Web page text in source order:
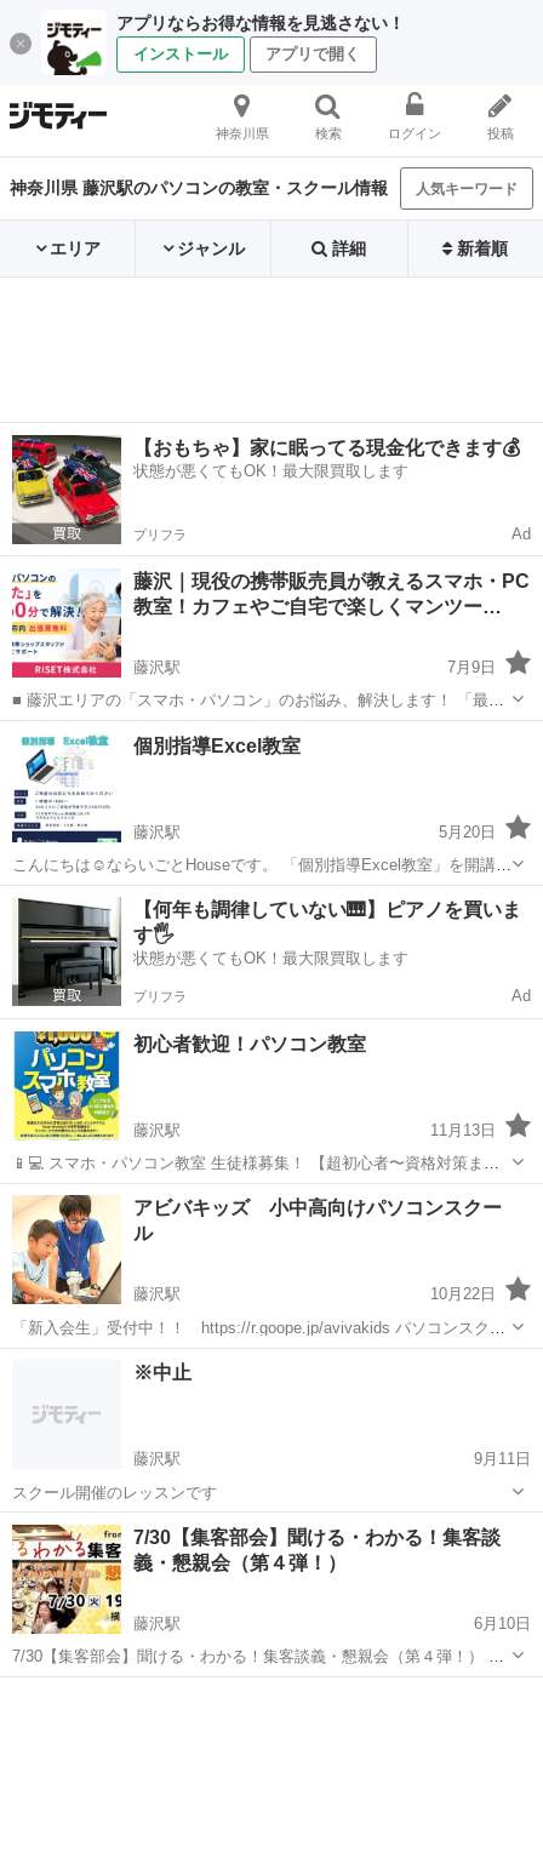
アプリならお得な情報を見逃さない！
インストール アプリで開く
神奈川県 検索 ログイン 投稿
神奈川県 藤沢駅のパソコンの教室・スクール情報 人気キーワード
エリア ジャンル 詳細 新着順
【おもちゃ】家に眠ってる現金化できます💰
状態が悪くてもOK！最大限買取します
プリフラ Ad
藤沢｜現役の携帯販売員が教えるスマホ・PC
教室！カフェやご自宅で楽しくマンツー…
藤沢駅
7月9日
■ 藤沢エリアの「スマホ・パソコン」のお悩み、解決します！ 「最新
のスマホを買ったけど、機能が多すぎて使いこなせない」 「LINEを使
いこなして、家族や友人と楽しくやり取りしたい」 「ネットショッピ
ングやキャッシュレス...
神奈川 藤沢市 藤沢駅 パソコン
個別指導Excel教室
藤沢駅
5月20日
こんにちは☺ならいごとHouseです。 「個別指導Excel教室」を開講し
ます👏👏 今回の講座は「Excelで家計簿を作ってみよう!!」です。 接
客業やPCをほとんど使わないご職業の方や学生さん、これから就職
す...
神奈川 藤沢市 藤沢駅 エクセル 家計簿
【何年も調律していない🎹】ピアノを買いま
す🖐️
状態が悪くてもOK！最大限買取します
プリフラ Ad
初心者歓迎！パソコン教室
藤沢駅
11月13日
📱💻 スマホ・パソコン教室 生徒様募集！ 【超初心者〜資格対策まで
幅広く対応】 「今さら聞けない…」を「使いこなせる！」に変えませ
んか？✨ パソコンの電源の入れ方から、最新のスマホ活用術、 お仕事
に役立つ専門スキ...
神奈川 藤沢市 藤沢駅 パソコン 初心者
アビバキッズ 小中高向けパソコンスクー
ル
藤沢駅
10月22日
「新入会生」受付中！！ https://r.goope.jp/avivakids パソコンスクー
ルアビバの小中高向けスクールです。対象は小学生～タイピングの基
礎から、ロボット、プログラミング P検、漢検 HTML ジュニア...
藤沢駅
※中止
藤沢駅
9月11日
スクール開催のレッスンです
神奈川 藤沢市 藤沢駅 Webデザイナー
7/30【集客部会】聞ける・わかる！集客談
義・懇親会（第４弾！）
藤沢駅
6月10日
7/30【集客部会】聞ける・わかる！集客談義・懇親会（第４弾！） 〜
集客について、わいわい話せる懇親会〜 ▼参加できる人 🙋‍♀️自会場の